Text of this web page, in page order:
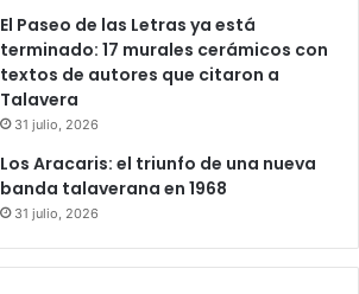
El Paseo de las Letras ya está
terminado: 17 murales cerámicos con
textos de autores que citaron a
Talavera
31 julio, 2026
Los Aracaris: el triunfo de una nueva
banda talaverana en 1968
31 julio, 2026